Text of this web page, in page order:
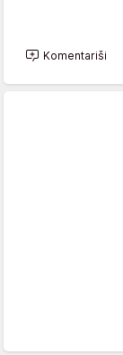
Komentariši